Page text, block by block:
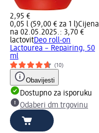
2,95 €
0,05 l (59,00 € za 1 l)Cijena
na 02.05.2025.: 3,70 €
lactovitDeo roll-on
Lactourea – Repairing, 50
ml
(10)
Obavijesti
Dostupno za isporuku
Odaberi dm trgovinu